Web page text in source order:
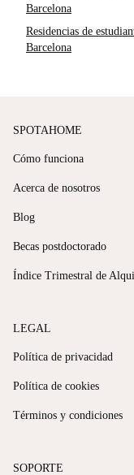
Barcelona
Residencias de
Barcelona
SPOTAHOME
Cómo funciona
Acerca de nosotros
Blog
Becas postdoctorado
Índice Trimestral de
LEGAL
Política de privacidad
Política de cookies
Términos y condiciones
SOPORTE